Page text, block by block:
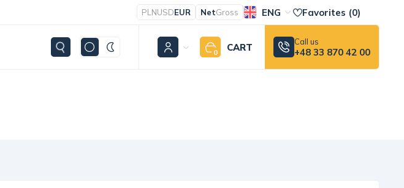
PLNUSDEUR NetGross ENG Favorites (0)
0 CART Call us
+48 33 870 42 00